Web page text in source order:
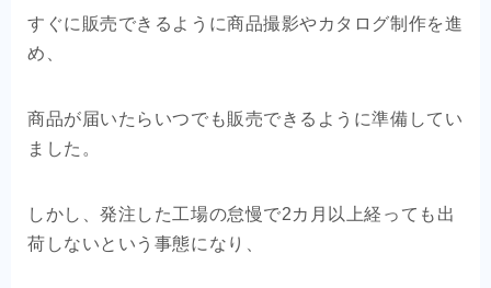
すぐに販売できるように商品撮影やカタログ制作を進
め、
商品が届いたらいつでも販売できるように準備してい
ました。
しかし、発注した工場の怠慢で2カ月以上経っても出
荷しないという事態になり、